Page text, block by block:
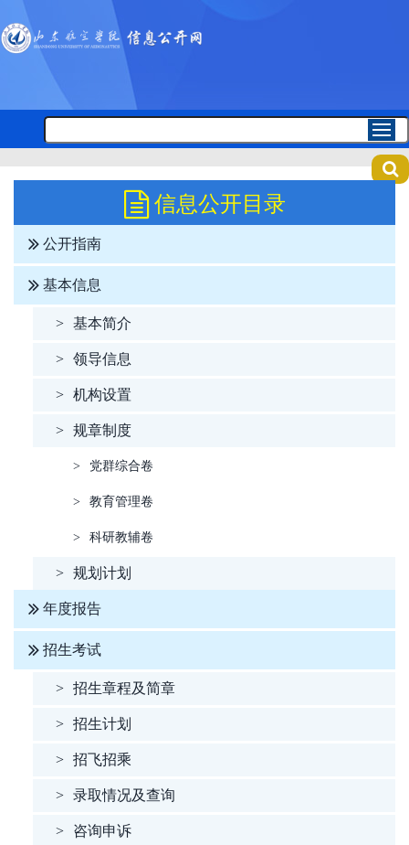
信息公开目录
公开指南
基本信息
> 基本简介
> 领导信息
> 机构设置
> 规章制度
> 党群综合卷
> 教育管理卷
> 科研教辅卷
> 规划计划
年度报告
招生考试
> 招生章程及简章
> 招生计划
> 招飞招乘
> 录取情况及查询
> 咨询申诉